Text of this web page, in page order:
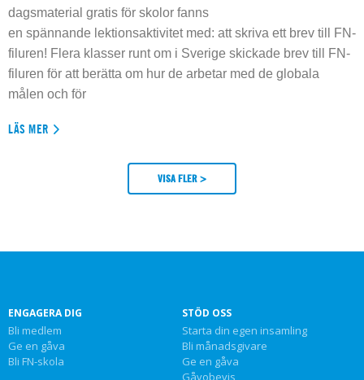
dagsmaterial gratis för skolor fanns
en spännande lektionsaktivitet med: att skriva ett brev till FN-
filuren! Flera klasser runt om i Sverige skickade brev till FN-
filuren för att berätta om hur de arbetar med de globala
målen och för
LÄS MER
VISA FLER >
ENGAGERA DIG
Bli medlem
Ge en gåva
Bli FN-skola
STÖD OSS
Starta din egen insamling
Bli månadsgivare
Ge en gåva
Gåvobevis